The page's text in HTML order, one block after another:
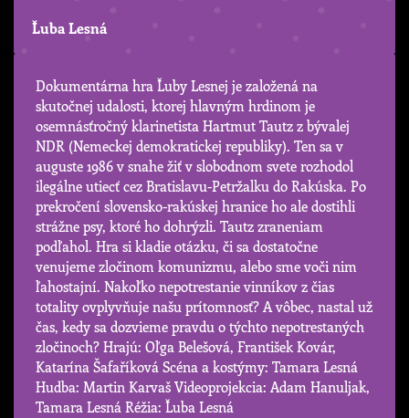
Ľuba Lesná
Dokumentárna hra Ľuby Lesnej je založená na
skutočnej udalosti, ktorej hlavným hrdinom je
osemnásťročný klarinetista Hartmut Tautz z bývalej
NDR (Nemeckej demokratickej republiky). Ten sa v
auguste 1986 v snahe žiť v slobodnom svete rozhodol
ilegálne utiecť cez Bratislavu-Petržalku do Rakúska. Po
prekročení slovensko-rakúskej hranice ho ale dostihli
strážne psy, ktoré ho dohrýzli. Tautz zraneniam
podľahol. Hra si kladie otázku, či sa dostatočne
venujeme zločinom komunizmu, alebo sme voči nim
ľahostajní. Nakoľko nepotrestanie vinníkov z čias
totality ovplyvňuje našu prítomnosť? A vôbec, nastal už
čas, kedy sa dozvieme pravdu o týchto nepotrestaných
zločinoch? Hrajú: Oľga Belešová, František Kovár,
Katarína Šafaříková Scéna a kostýmy: Tamara Lesná
Hudba: Martin Karvaš Videoprojekcia: Adam Hanuljak,
Tamara Lesná Réžia: Ľuba Lesná